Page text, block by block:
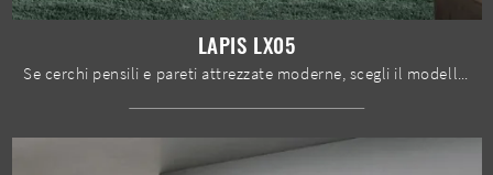
LAPIS LX05
Se cerchi pensili e pareti attrezzate moderne, scegli il modello Lapis LX05 di Spar: clicca e ottieni informazioni!